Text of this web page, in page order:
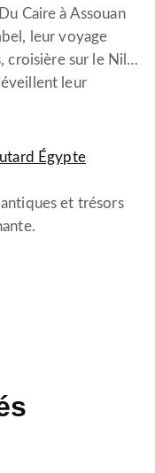
Caire à Assouan
leur voyage
croisière sur le Nil…
leur
Égypte
et trésors